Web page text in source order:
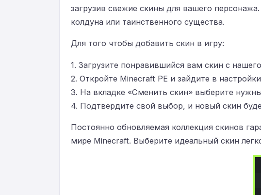
загрузив свежие скины для вашего
колдуна или таинственного существа.
Для того чтобы добавить скин в игру:
1. Загрузите понравившийся вам скин с
2. Откройте Minecraft PE и зайдите в
3. На вкладке «Сменить скин» выберите
4. Подтвердите свой выбор, и новый скин
Постоянно обновляемая коллекция скинов
мире Minecraft. Выберите идеальный скин